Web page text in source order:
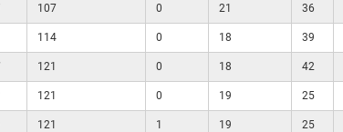
107 0 21 36
114 0 18 39
121 0 18 42
121 0 19 25
121 1 19 25